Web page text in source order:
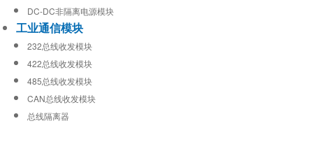
DC-DC非隔离电源模块
工业通信模块
232总线收发模块
422总线收发模块
485总线收发模块
CAN总线收发模块
总线隔离器